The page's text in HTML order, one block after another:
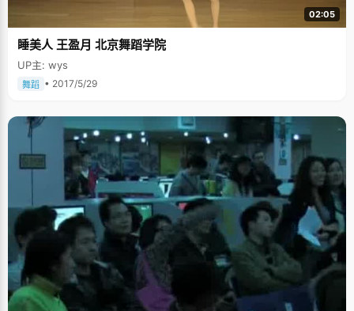
02:05
睡美人 王盈月 北京舞蹈学院
UP主: wys
舞蹈 • 2017/5/29